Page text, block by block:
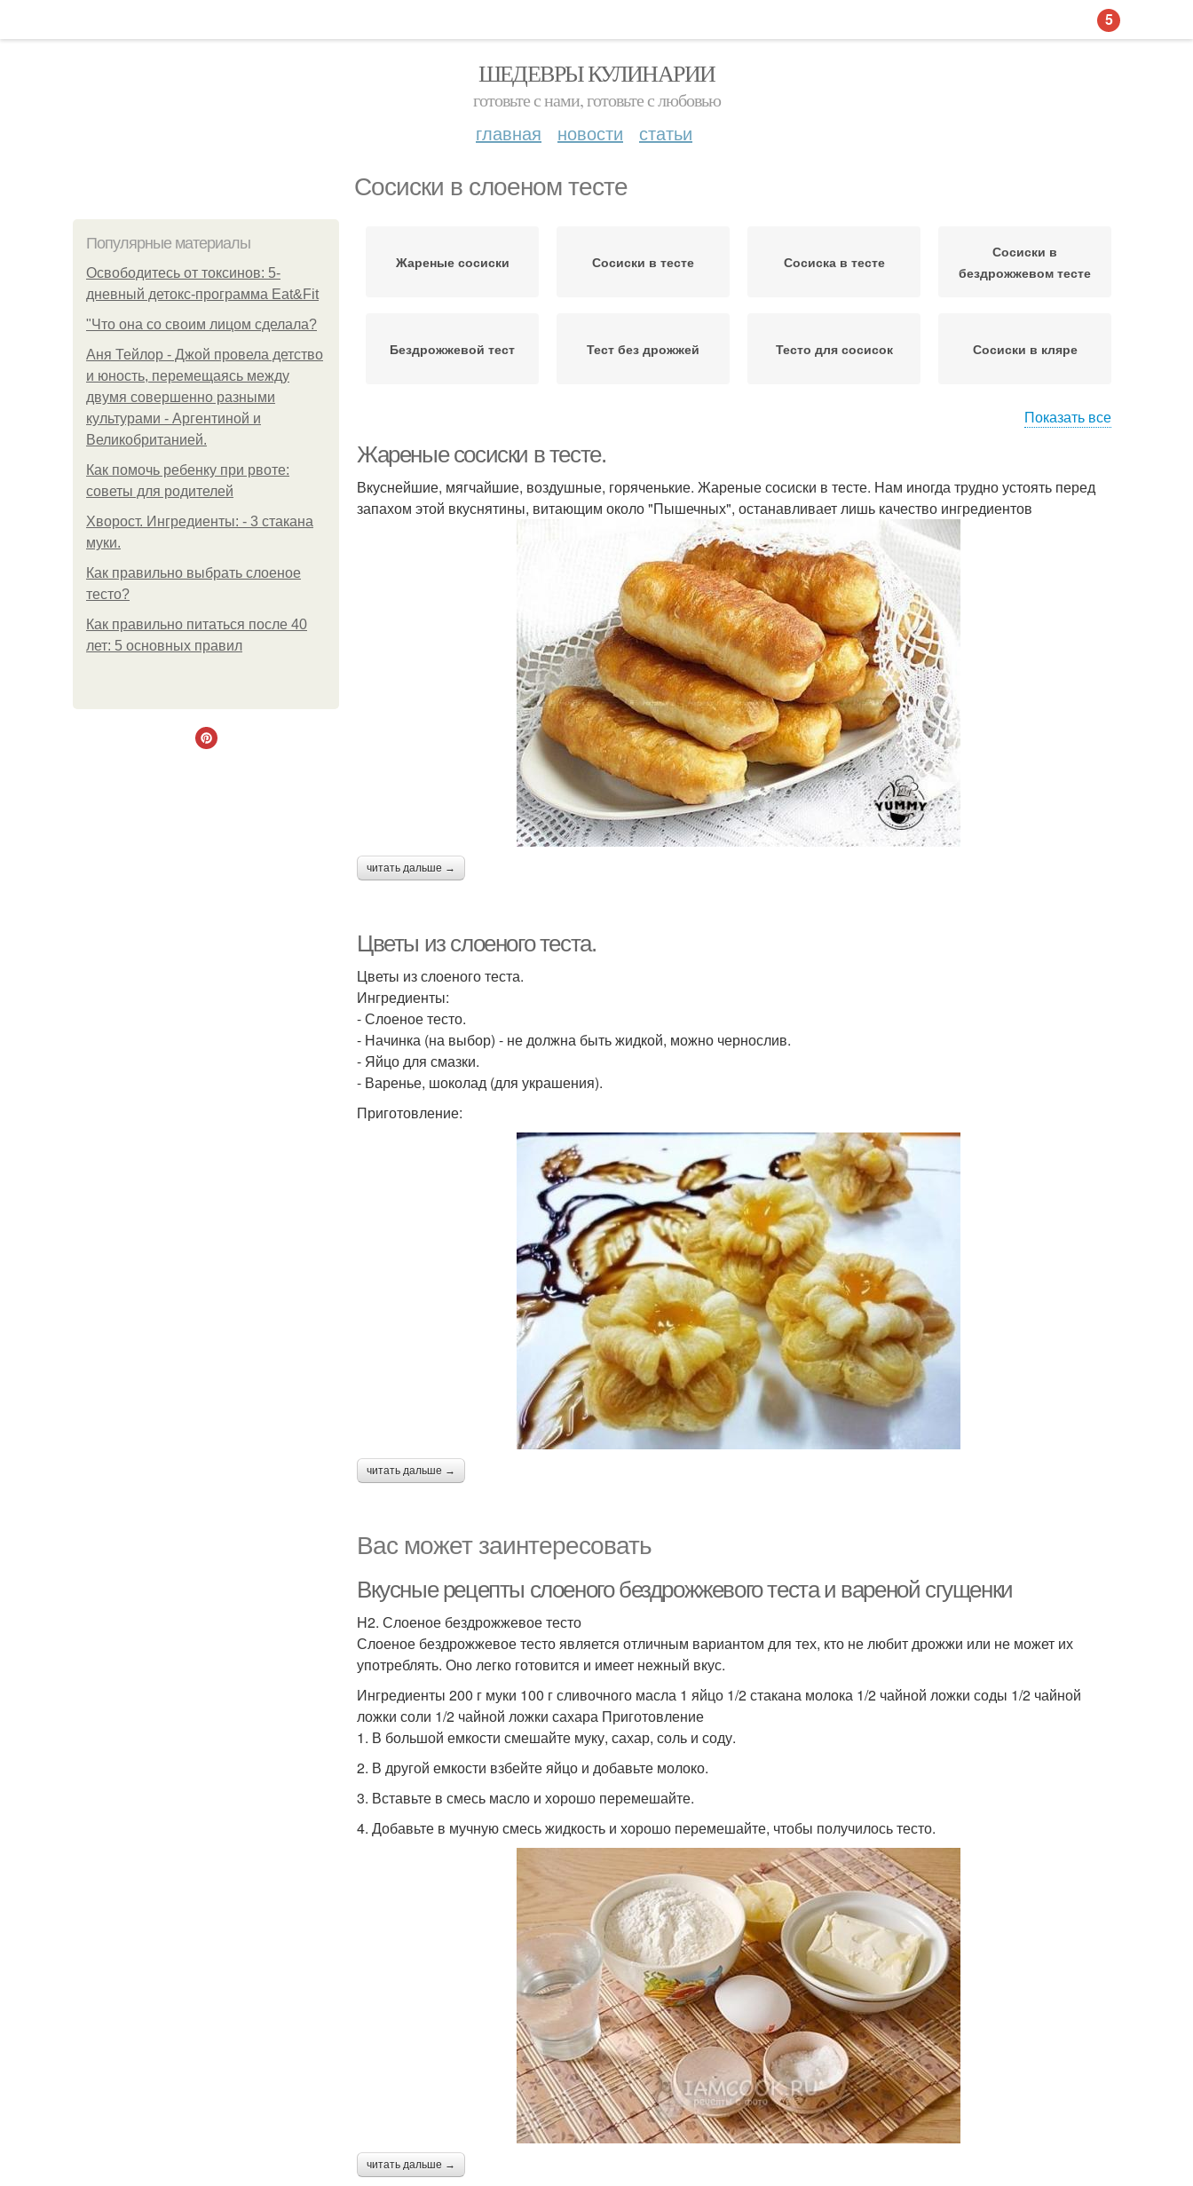
ШЕДЕВРЫ КУЛИНАРИИ
готовьте с нами, готовьте с любовью
главная новости статьи
Сосиски в слоеном тесте
Популярные материалы
Освободитесь от токсинов: 5-
дневный детокс-программа Eat&Fit
"Что она со своим лицом сделала?
Аня Тейлор - Джой провела детство
и юность, перемещаясь между
двумя совершенно разными
культурами - Аргентиной и
Великобританией.
Как помочь ребенку при рвоте:
советы для родителей
Хворост. Ингредиенты: - 3 стакана
муки.
Как правильно выбрать слоеное
тесто?
Как правильно питаться после 40
лет: 5 основных правил
Жареные сосиски Сосиски в тесте Сосиска в тесте
Сосиски в
бездрожжевом тесте
Бездрожжевой тест Тест без дрожжей Тесто для сосисок Сосиски в кляре
Розочки из слоеного
Розы из слоёного теста
Печение из слоеного
теста
Тест с яблоком
Показать все
Жареные сосиски в тесте.
Вкуснейшие, мягчайшие, воздушные, горяченькие. Жареные сосиски в тесте. Нам иногда трудно устоять перед
запахом этой вкуснятины, витающим около "Пышечных", останавливает лишь качество ингредиентов
читать дальше →
Цветы из слоеного теста.
Цветы из слоеного теста.
Ингредиенты:
- Слоеное тесто.
- Начинка (на выбор) - не должна быть жидкой, можно чернослив.
- Яйцо для смазки.
- Варенье, шоколад (для украшения).
Приготовление:
читать дальше →
Вас может заинтересовать
Вкусные рецепты слоеного бездрожжевого теста и вареной сгущенки
H2. Слоеное бездрожжевое тесто
Слоеное бездрожжевое тесто является отличным вариантом для тех, кто не любит дрожжи или не может их
употреблять. Оно легко готовится и имеет нежный вкус.
Ингредиенты 200 г муки 100 г сливочного масла 1 яйцо 1/2 стакана молока 1/2 чайной ложки соды 1/2 чайной
ложки соли 1/2 чайной ложки сахара Приготовление
1. В большой емкости смешайте муку, сахар, соль и соду.
2. В другой емкости взбейте яйцо и добавьте молоко.
3. Вставьте в смесь масло и хорошо перемешайте.
4. Добавьте в мучную смесь жидкость и хорошо перемешайте, чтобы получилось тесто.
читать дальше →
5